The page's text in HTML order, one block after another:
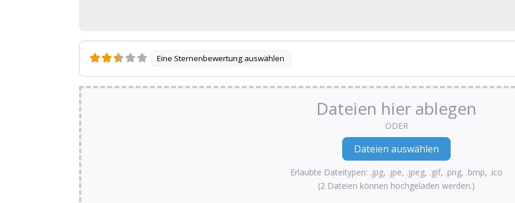
Eine Sternenbewertung auswählen
Dateien hier ablegen
ODER
Erlaubte Dateitypen: .jpg, .jpe, .jpeg, .gif, .png, .bmp, .ico
(2 Dateien können hochgeladen werden.)